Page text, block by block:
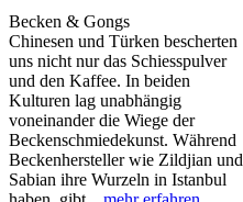
Becken & Gongs
Chinesen und Türken bescherten
uns nicht nur das Schiesspulver
und den Kaffee. In beiden
Kulturen lag unabhängig
voneinander die Wiege der
Beckenschmiedekunst. Während
Beckenhersteller wie Zildjian und
Sabian ihre Wurzeln in Istanbul